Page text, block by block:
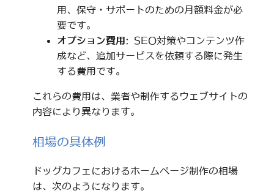
用、保守・サポートのための月額料金が必
要です。
オプション費用: SEO対策やコンテンツ作
成など、追加サービスを依頼する際に発生
する費用です。
これらの費用は、業者や制作するウェブサイトの
内容により異なります。
相場の具体例
ドッグカフェにおけるホームページ制作の相場
は、次のようになります。